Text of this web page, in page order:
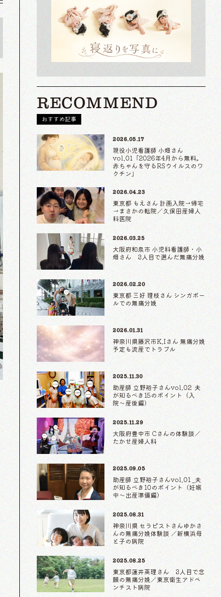
RECOMMEND
おすすめ記事
2026.05.17
現役小児看護師 小畑さん
vol.01「2026年4月から無料。
赤ちゃんを守るRSウイルスのワ
クチン」
2026.04.23
東京都 もえさん 計画入院→帰宅
→まさかの転院／久保田産婦人
科医院
2026.03.25
大阪府和泉市 小児科看護師・小
畑さん 3人目で選んだ無痛分娩
2026.02.20
東京都 三好 理枝さん シンガポー
ルでの無痛分娩
2026.01.31
神奈川県藤沢市K.Iさん 無痛分娩
予定も流産でトラブル
2025.11.30
助産師 立野裕子さんvol.02 夫
が知るべき15のポイント（入
院〜産後編）
2025.11.29
大阪府豊中市 Cさんの体験談／
たかせ産婦人科
2025.09.05
助産師 立野裕子さんvol.01 _夫
が知るべき10のポイント（妊娠
中〜出産準備編）
2025.08.31
神奈川県 セラピストさんゆかさ
んの無痛分娩体験談 ／新横浜母
と子の病院
2025.08.25
東京都蓮井英理さん 3人目で念
願の無痛分娩／東京衛生アドベ
ンチスト病院